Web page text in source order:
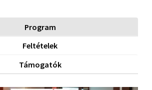
Program
Feltételek
Támogatók